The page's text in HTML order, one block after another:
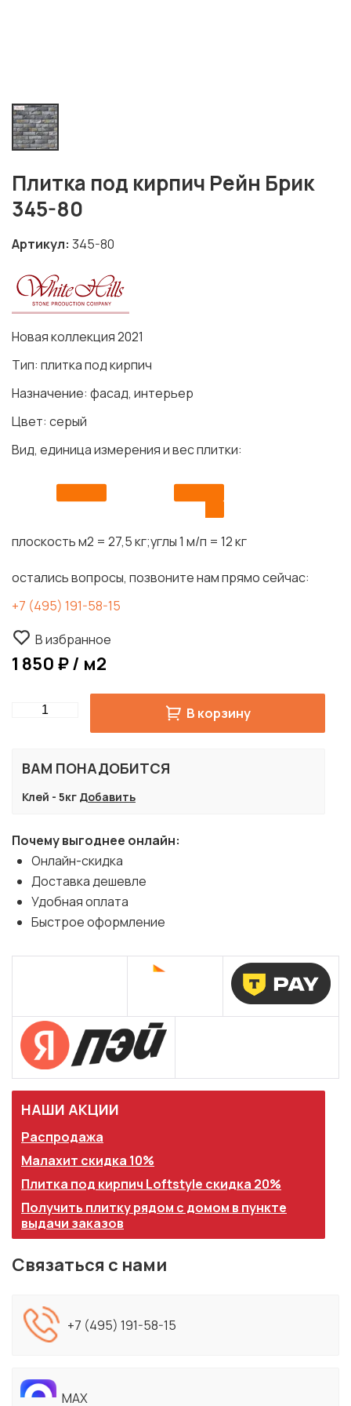
Плитка под кирпич Рейн Брик
345-80
Артикул 345-80
Новая коллекция 2021
Тип: плитка под кирпич
Назначение: фасад, интерьер
Цвет: серый
Вид, единица измерения и вес плитки:
плоскость м2 = 27,5 кг;углы 1 м/п = 12 кг
остались вопросы, позвоните нам прямо сейчас:
+7 (495) 191-58-15
В избранное
1 850 ₽ / м2
Quantity В корзину
ВАМ ПОНАДОБИТСЯ
Клей - 5кг Добавить
Почему выгоднее онлайн:
Онлайн-скидка
Доставка дешевле
Удобная оплата
Быстрое оформление
НАШИ АКЦИИ
Распродажа
Малахит скидка 10%
Плитка под кирпич Loftstyle скидка 20%
Получить плитку рядом с домом в пункте
выдачи заказов
Связаться с нами
+7 (495) 191-58-15
MAX